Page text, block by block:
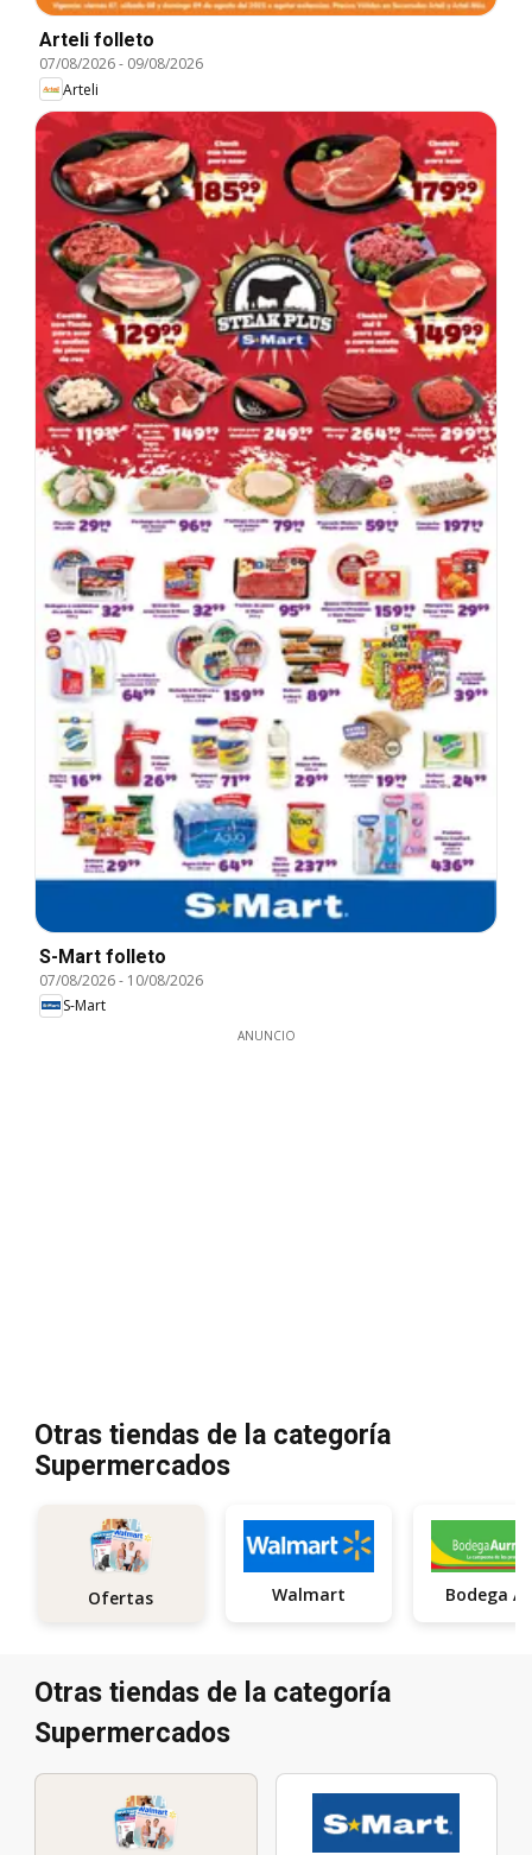
Arteli folleto
07/08/2026- 09/08/2026
Arteli
S-Mart folleto
07/08/2026- 10/08/2026
S-Mart
ANUNCIO
Otras tiendas de la categoría
Supermercados
Ofertas Walmart
Otras tiendas de la categoría
Supermercados